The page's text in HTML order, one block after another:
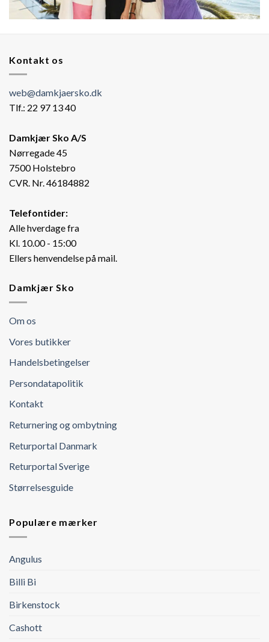
Kontakt os
web@damkjaersko.dk
Tlf.: 22 97 13 40
Damkjær Sko A/S
Nørregade 45
7500 Holstebro
CVR. Nr. 46184882
Telefontider:
Alle hverdage fra
Kl. 10.00 - 15:00
Ellers henvendelse på mail.
Damkjær Sko
Om os
Vores butikker
Handelsbetingelser
Persondatapolitik
Kontakt
Returnering og ombytning
Returportal Danmark
Returportal Sverige
Størrelsesguide
Populære mærker
Angulus
Billi Bi
Birkenstock
Cashott